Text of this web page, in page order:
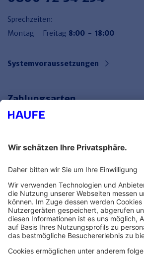
Sprechzeiten:
Montag - Freitag 8:00 - 18:00
Systemvoraussetzungen
Zahlungsarten